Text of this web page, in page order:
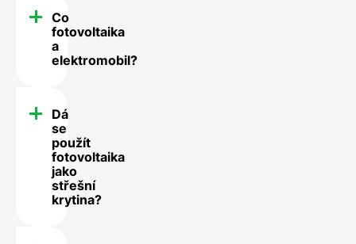
Co
fotovoltaika
a
elektromobil?
Dá
se
použít
fotovoltaika
jako
střešní
krytina?